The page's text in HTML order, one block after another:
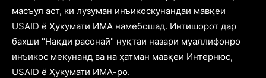
масъул аст, ки лузуман инъикоскунандаи мавқеи
USAID ё Ҳукумати ИМА намебошад. Интишорот дар
бахши "Нақди расонаӣ" нуқтаи назари муаллифонро
инъикос мекунанд ва на ҳатман мавқеи Интернюс,
USAID ё Ҳукумати ИМА-ро.